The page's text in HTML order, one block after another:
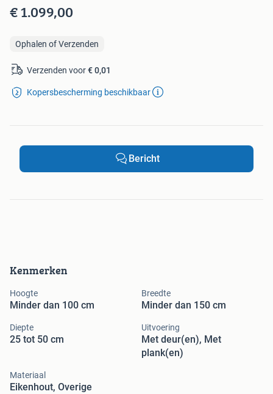
Kenmerken
Hoogte
Minder dan 100 cm
Breedte
Minder dan 150 cm
Diepte
25 tot 50 cm
Uitvoering
Met deur(en), Met
plank(en)
Materiaal
Eikenhout, Overige
€ 1.099,00
Ophalen of Verzenden
Verzenden voor€ 0,01
Kopersbescherming beschikbaar
Bericht